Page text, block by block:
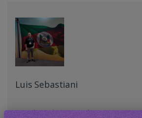
Luis Sebastiani
Luis Alexandre, especialista em Turismo